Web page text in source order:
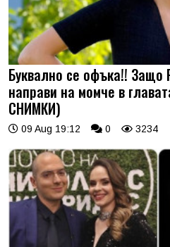
Буквално се офъка!! Защо
направи на момче в
СНИМКИ)
09 Aug 19:12 0 3234